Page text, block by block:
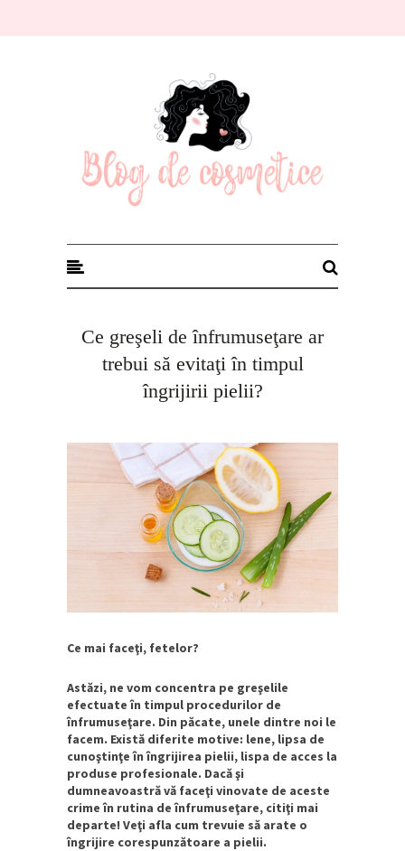
Ce greşeli de înfrumuseţare ar
trebui să evitaţi în timpul
îngrijirii pielii?
Ce mai faceţi, fetelor?
Astăzi, ne vom concentra pe greşelile
efectuate în timpul procedurilor de
înfrumuseţare. Din păcate, unele dintre noi le
facem. Există diferite motive: lene, lipsa de
cunoştinţe în îngrijirea pielii, lispa de acces la
produse profesionale. Dacă şi
dumneavoastră vă faceţi vinovate de aceste
crime în rutina de înfrumuseţare, citiţi mai
departe! Veţi afla cum trevuie să arate o
îngrijire corespunzătoare a pielii.